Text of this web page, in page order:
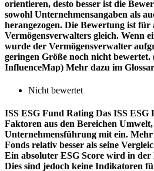
orientieren, desto besser ist die
sowohl Unternehmensangaben als
herangezogen. Die Bewertung ist für
Vermögensverwalters gleich. Wenn
wurde der Vermögensverwalter
geringen Größe noch nicht bewertet.
InfluenceMap) Mehr dazu im
Nicht bewertet
ISS ESG Fund Rating Das ISS ESG
Faktoren aus den Bereichen Umwelt,
Unternehmensführung mit ein. Mehr
Fonds relativ besser als seine
Ein absoluter ESG Score wird in der
Dies sind jedoch keine Indikatoren